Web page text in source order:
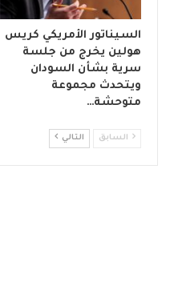
السيناتور الأمريكي كريس
هولين يخرج من جلسة
سرية بشأن السودان
ويتحدث مجموعة
متوحشة…
السابق التالي